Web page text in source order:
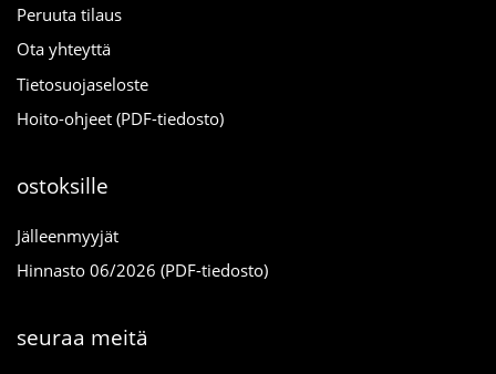
Peruuta tilaus
Ota yhteyttä
Tietosuojaseloste
Hoito-ohjeet (PDF-tiedosto)
ostoksille
Jälleenmyyjät
Hinnasto 06/2026 (PDF-tiedosto)
seuraa meitä